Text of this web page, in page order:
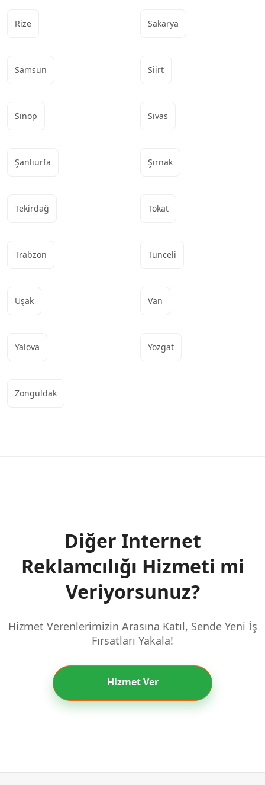
Rize Sakarya
Samsun Siirt
Sinop Sivas
Şanlıurfa Şırnak
Tekirdağ Tokat
Trabzon Tunceli
Uşak Van
Yalova Yozgat
Zonguldak
Diğer Internet
Reklamcılığı Hizmeti mi
Veriyorsunuz?
Hizmet Verenlerimizin Arasına Katıl, Sende Yeni İş
Fırsatları Yakala!
Hizmet Ver